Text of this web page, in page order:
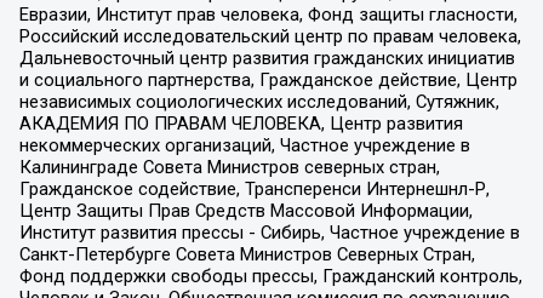
Евразии, Институт прав человека, Фонд защиты гласности,
Российский исследовательский центр по правам человека,
Дальневосточный центр развития гражданских инициатив
и социального партнерства, Гражданское действие, Центр
независимых социологических исследований, Сутяжник,
АКАДЕМИЯ ПО ПРАВАМ ЧЕЛОВЕКА, Центр развития
некоммерческих организаций, Частное учреждение в
Калининграде Совета Министров северных стран,
Гражданское содействие, Трансперенси Интернешнл-Р,
Центр Защиты Прав Средств Массовой Информации,
Институт развития прессы - Сибирь, Частное учреждение в
Санкт-Петербурге Совета Министров Северных Стран,
Фонд поддержки свободы прессы, Гражданский контроль,